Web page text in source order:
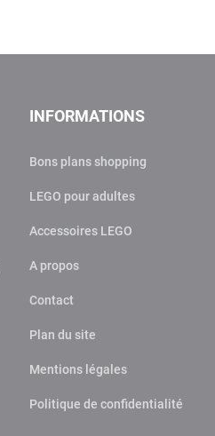
INFORMATIONS
Bons plans shopping
LEGO pour adultes
Accessoires LEGO
A propos
Contact
Plan du site
Mentions légales
Politique de confidentialité